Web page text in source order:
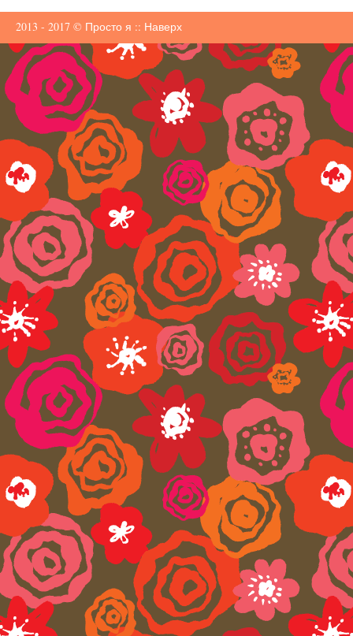
2013 - 2017 © Просто я :: Наверх